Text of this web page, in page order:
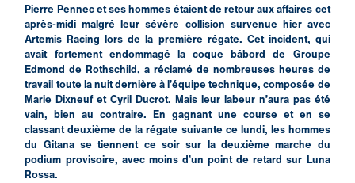
Pierre Pennec et ses hommes étaient de retour aux affaires cet
après-midi malgré leur sévère collision survenue hier avec
Artemis Racing lors de la première régate. Cet incident, qui
avait fortement endommagé la coque bâbord de Groupe
Edmond de Rothschild, a réclamé de nombreuses heures de
travail toute la nuit dernière à l’équipe technique, composée de
Marie Dixneuf et Cyril Ducrot. Mais leur labeur n’aura pas été
vain, bien au contraire. En gagnant une course et en se
classant deuxième de la régate suivante ce lundi, les hommes
du Gitana se tiennent ce soir sur la deuxième marche du
podium provisoire, avec moins d’un point de retard sur Luna
Rossa.